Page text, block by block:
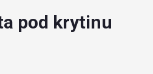
pod krytinu